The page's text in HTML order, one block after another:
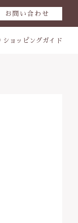
お問い合わせ
ショッピングガイド